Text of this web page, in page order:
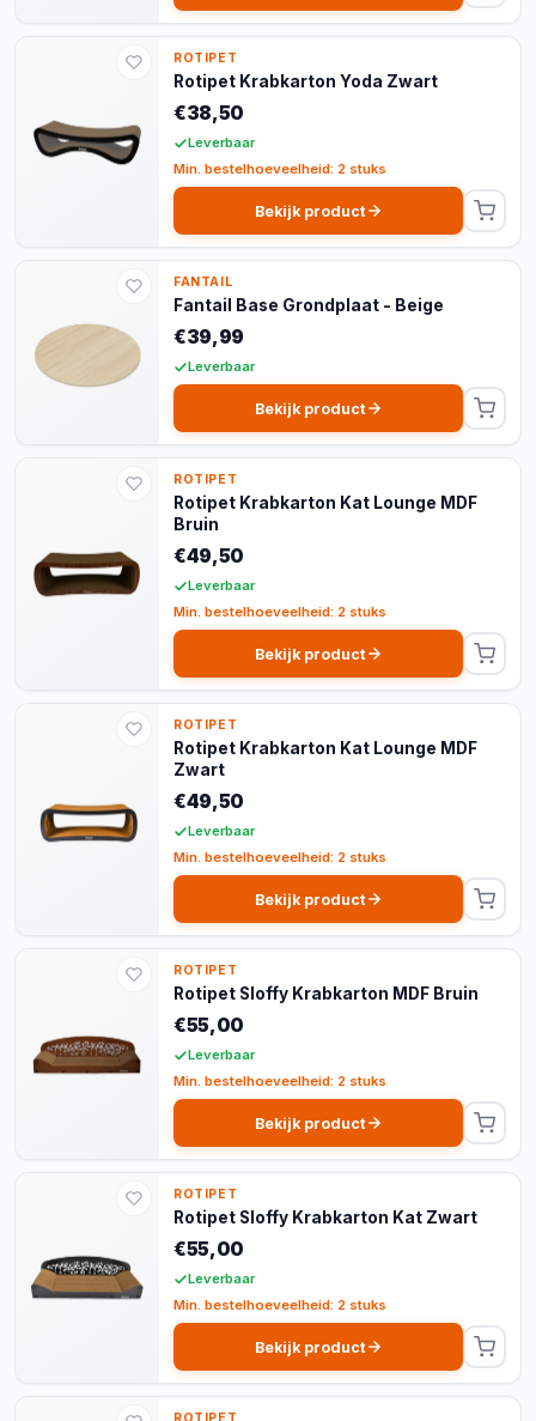
ROTIPET
Rotipet Krabkarton Yoda Zwart
€38,50
Leverbaar
Min. bestelhoeveelheid: 2 stuks
Bekijk product
FANTAIL
Fantail Base Grondplaat - Beige
€39,99
Leverbaar
Bekijk product
ROTIPET
Rotipet Krabkarton Kat Lounge MDF
Bruin
€49,50
Leverbaar
Min. bestelhoeveelheid: 2 stuks
Bekijk product
ROTIPET
Rotipet Krabkarton Kat Lounge MDF
Zwart
€49,50
Leverbaar
Min. bestelhoeveelheid: 2 stuks
Bekijk product
ROTIPET
Rotipet Sloffy Krabkarton MDF Bruin
€55,00
Leverbaar
Min. bestelhoeveelheid: 2 stuks
Bekijk product
ROTIPET
Rotipet Sloffy Krabkarton Kat Zwart
€55,00
Leverbaar
Min. bestelhoeveelheid: 2 stuks
Bekijk product